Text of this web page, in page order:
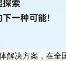
决方案，在全